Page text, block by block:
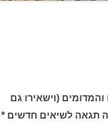
(וישאירו גם
תגאה לשיאים חדשים *